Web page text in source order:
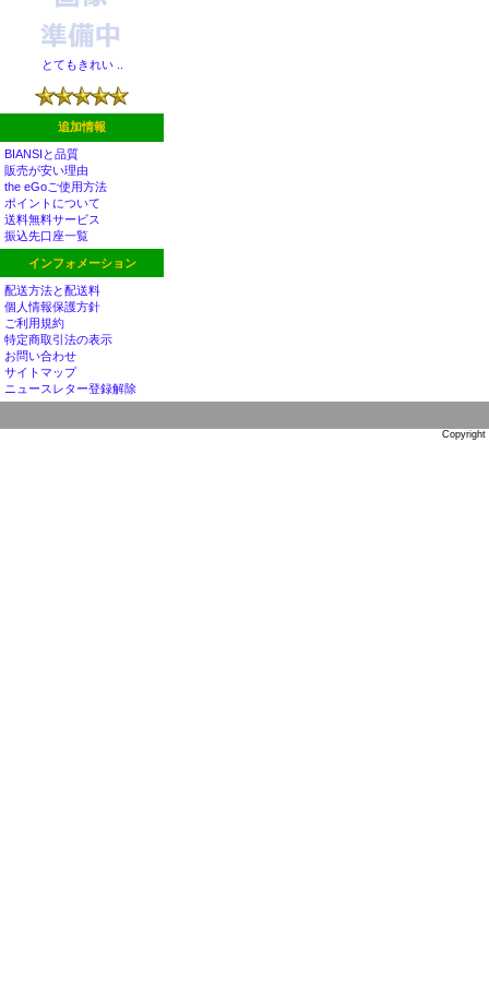
とてもきれい ..
追加情報
BIANSIと品質
販売が安い理由
the eGoご使用方法
ポイントについて
送料無料サービス
振込先口座一覧
インフォメーション
配送方法と配送料
個人情報保護方針
ご利用規約
特定商取引法の表示
お問い合わせ
サイトマップ
ニュースレター登録解除